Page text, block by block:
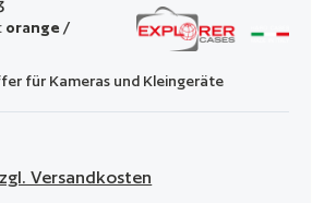
von 0 von 5 Sternen
orange /
für Kameras und Kleingeräte
Versandkosten